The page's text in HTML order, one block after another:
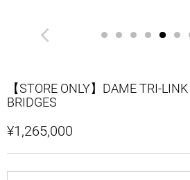
【STORE ONLY】DAME TRI-
BRIDGES
¥1,265,000